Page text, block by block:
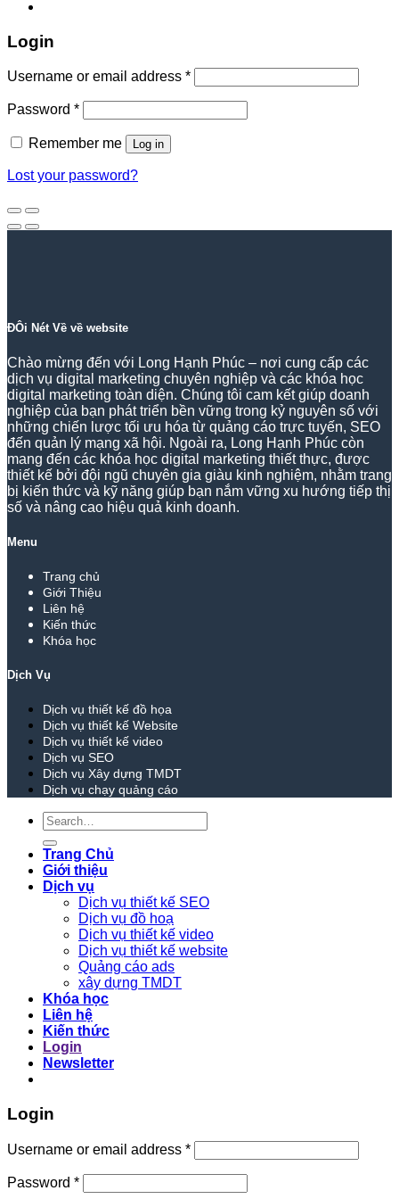
Login
Username or email address *Required
Password *Required
Remember me Log in
Lost your password?
ĐÔi Nét Về về website
Chào mừng đến với Long Hạnh Phúc – nơi cung cấp các
dịch vụ digital marketing chuyên nghiệp và các khóa học
digital marketing toàn diện. Chúng tôi cam kết giúp doanh
nghiệp của bạn phát triển bền vững trong kỷ nguyên số với
những chiến lược tối ưu hóa từ quảng cáo trực tuyến, SEO
đến quản lý mạng xã hội. Ngoài ra, Long Hạnh Phúc còn
mang đến các khóa học digital marketing thiết thực, được
thiết kế bởi đội ngũ chuyên gia giàu kinh nghiệm, nhằm trang
bị kiến thức và kỹ năng giúp bạn nắm vững xu hướng tiếp thị
số và nâng cao hiệu quả kinh doanh.
Menu
Trang chủ
Giới Thiệu
Liên hệ
Kiến thức
Khóa học
Dịch Vụ
Dịch vụ thiết kế đồ họa
Dịch vụ thiết kế Website
Dịch vụ thiết kế video
Dịch vụ SEO
Dịch vụ Xây dựng TMDT
Dịch vụ chạy quảng cáo
Search
for:
Trang Chủ
Giới thiệu
Dịch vụ
Dịch vụ thiết kế SEO
Dịch vụ đồ hoạ
Dịch vụ thiết kế video
Dịch vụ thiết kế website
Quảng cáo ads
xây dựng TMDT
Khóa học
Liên hệ
Kiến thức
Login
Newsletter
Login
Username or email address *Required
Password *Required